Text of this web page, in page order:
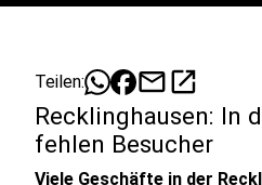
Teilen: mailopen_in_new
Recklinghausen: In
fehlen Besucher
Viele Geschäfte in der